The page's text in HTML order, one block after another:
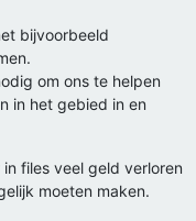
bijvoorbeeld
om ons te helpen
in het gebied in en
files veel geld verloren
moeten maken.